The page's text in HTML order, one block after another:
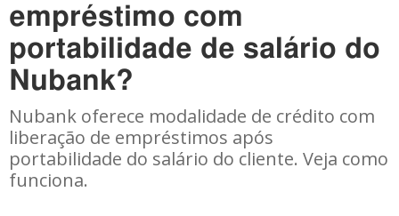
empréstimo com
portabilidade de salário do
Nubank?
Nubank oferece modalidade de crédito com
liberação de empréstimos após
portabilidade do salário do cliente. Veja como
funciona.